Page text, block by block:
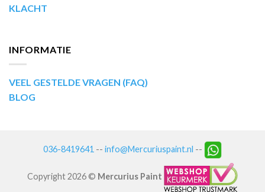
KLACHT
INFORMATIE
VEEL GESTELDE VRAGEN (FAQ)
BLOG
036-8419641 -- info@Mercuriuspaint.nl --
Copyright 2026 © Mercurius Paint